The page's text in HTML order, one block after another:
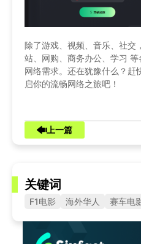
除了游戏、视频、音乐、社交
站、网购、商务办公、学习
网络需求。还在犹豫什么？
启你的流畅网络之旅吧！
上一篇
关键词
F1电影 海外华人 赛车电